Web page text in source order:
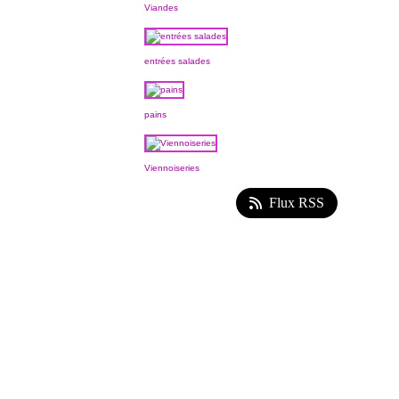
Viandes
entrées salades
pains
Viennoiseries
Flux RSS